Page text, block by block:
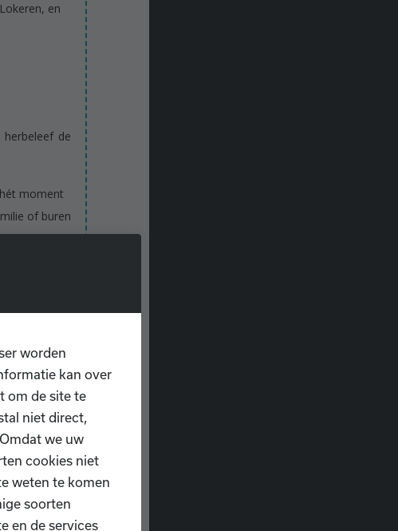
en
de
moment
of buren
worden
kan over
om de site te
niet direct,
we uw
cookies niet
weten te komen
soorten
en de services